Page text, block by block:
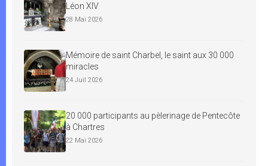
Léon XIV
28 Mai 2026
Mémoire de saint Charbel, le saint aux 30 000
miracles
24 Juil 2026
20 000 participants au pèlerinage de Pentecôte
à Chartres
22 Mai 2026